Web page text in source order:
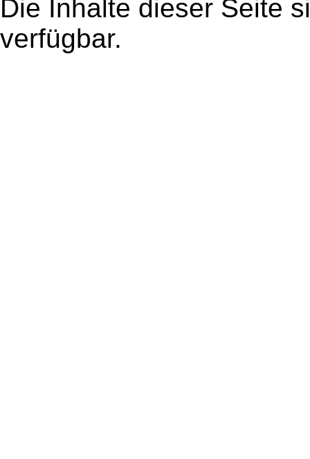
Die Inhalte dieser Seite
verfügbar.